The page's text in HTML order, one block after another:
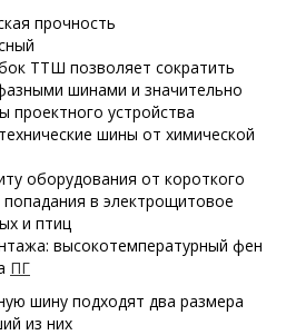
прочность
ТТШ позволяет сократить
шинами и значительно
проектного устройства
шины от химической
оборудования от короткого
в электрощитовое
и птиц
высокотемпературный фен
ПГ
шину подходят два размера
из них